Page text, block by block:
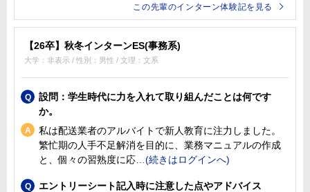
この先輩のインターン体験記を見る
【26卒】秋冬インターンES(事務系)
大学：非表示 / 性別：男性 / 文理：文系
設問：学生時代に力を入れて取り組んだことは何です
か。
私は配送業者のアルバイトで新人教育に注力しました。
繁忙期の人手不足解消を目的に、業務マニュアルの作成
と、個々の習熟度に応
エントリーシート記入時に注意した点やアドバイス